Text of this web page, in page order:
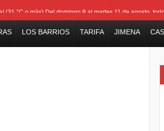
(31 °C o más) Del domingo 9 al martes 11 de agosto,
LOS BARRIOS TARIFA JIMENA